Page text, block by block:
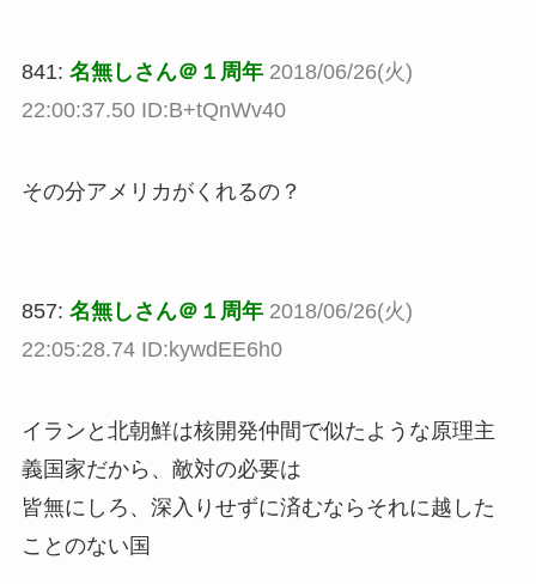
841: 名無しさん＠１周年 2018/06/26(火)
22:00:37.50 ID:B+tQnWv40
その分アメリカがくれるの？
857: 名無しさん＠１周年 2018/06/26(火)
22:05:28.74 ID:kywdEE6h0
イランと北朝鮮は核開発仲間で似たような原理主
義国家だから、敵対の必要は
皆無にしろ、深入りせずに済むならそれに越した
ことのない国